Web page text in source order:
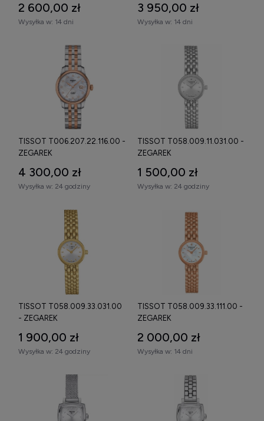
2 600,00 zł
Wysyłka w: 14 dni
3 950,00 zł
Wysyłka w: 14 dni
TISSOT T006.207.22.116.00 -
ZEGAREK
4 300,00 zł
Wysyłka w: 24 godziny
TISSOT T058.009.11.031.00 -
ZEGAREK
1 500,00 zł
Wysyłka w: 24 godziny
TISSOT T058.009.33.031.00
- ZEGAREK
1 900,00 zł
Wysyłka w: 24 godziny
TISSOT T058.009.33.111.00 -
ZEGAREK
2 000,00 zł
Wysyłka w: 14 dni